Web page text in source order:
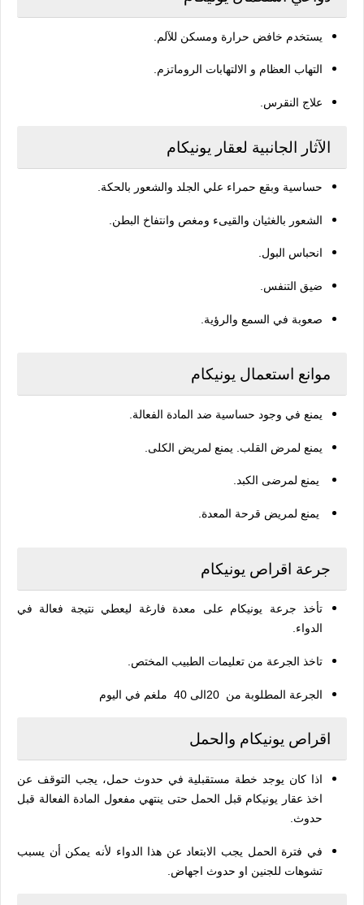
يستخدم خافض حرارة ومسكن للآلم.
التهاب العظام و الالتهابات الروماتزم.
علاج النقرس.
الآثار الجانبية لعقار يونيكام
حساسية وبقع حمراء علي الجلد والشعور بالحكة.
الشعور بالغثيان والقيىء ومغص وانتفاخ البطن.
انحباس البول.
ضيق التنفس.
صعوبة في السمع والرؤية.
موانع استعمال يونيكام
يمنع في وجود حساسية ضد المادة الفعالة.
يمنع لمرض القلب. يمنع لمريض الكلى.
يمنع لمرضى الكبد.
يمنع لمريض قرحة المعدة.
جرعة اقراص يونيكام
تأخذ جرعة يونيكام على معدة فارغة ليعطي نتيجة فعالة في
الدواء.
تاخذ الجرعة من تعليمات الطبيب المختص.
الجرعة المطلوبة من 20الى 40 ملغم في اليوم
اقراص يونيكام والحمل
اذا كان يوجد خطة مستقبلية في حدوث حمل، يجب التوقف عن
اخذ عقار يونيكام قبل الحمل حتى ينتهي مفعول المادة الفعالة قبل
حدوث.
في فترة الحمل يجب الابتعاد عن هذا الدواء لأنه يمكن أن يسبب
تشوهات للجنين او حدوث اجهاض.